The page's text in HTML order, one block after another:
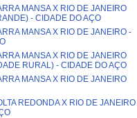
MANSA X RIO DE JANEIRO
- CIDADE DO AÇO
MANSA X RIO DE JANEIRO -
MANSA X RIO DE JANEIRO
RURAL) - CIDADE DO AÇO
MANSA X RIO DE JANEIRO
REDONDA X RIO DE JANEIRO